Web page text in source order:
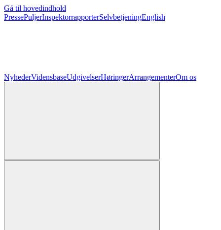
Gå til hovedindhold
PressePuljerInspektorrapporterSelvbetjeningEnglish
NyhederVidensbaseUdgivelserHøringerArrangementerOm os